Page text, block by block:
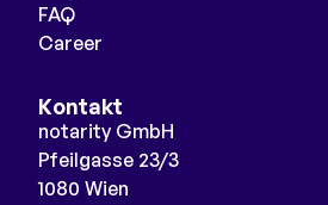
FAQ
Career
Kontakt
notarity GmbH
Pfeilgasse 23/3
1080 Wien